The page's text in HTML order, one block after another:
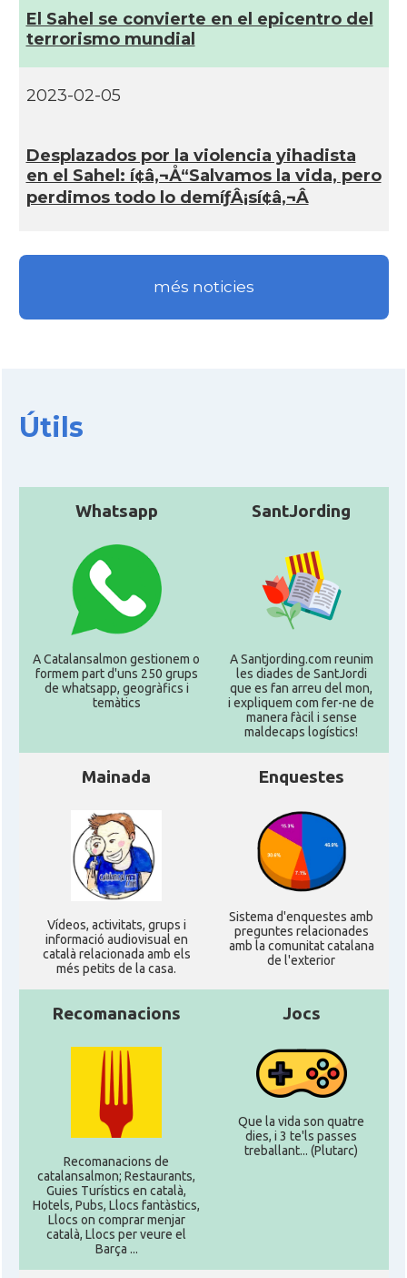
El Sahel se convierte en el epicentro del
terrorismo mundial
2023-02-05
Desplazados por la violencia yihadista
en el Sahel: í¢â‚¬Å“Salvamos la vida, pero
perdimos todo lo demíƒÂ¡sí¢â‚¬Â
més noticies
Útils
Whatsapp
A Catalansalmon gestionem o
formem part d'uns 250 grups
de whatsapp, geogràfics i
temàtics
SantJording
A Santjording.com reunim
les diades de SantJordi
que es fan arreu del mon,
i expliquem com fer-ne de
manera fàcil i sense
maldecaps logí­stics!
Mainada
Ví­deos, activitats, grups i
informació audiovisual en
català relacionada amb els
més petits de la casa.
Enquestes
Sistema d'enquestes amb
preguntes relacionades
amb la comunitat catalana
de l'exterior
Recomanacions
Recomanacions de
catalansalmon; Restaurants,
Guies Turístics en català,
Hotels, Pubs, Llocs fantàstics,
Llocs on comprar menjar
català, Llocs per veure el
Barça ...
Jocs
Que la vida son quatre
dies, i 3 te'ls passes
treballant... (Plutarc)